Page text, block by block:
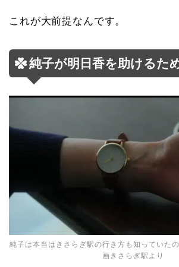
これが大前提なんです。
純子が明日香を助けるた
純子は本当はきさらぎ駅の行き方も知ってい
画きさらぎ駅より